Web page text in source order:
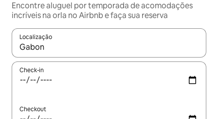
Encontre aluguel por temporada de acomodações
incríveis na orla no Airbnb e faça sua reserva
Localização
Quando os resultados estiverem disponíveis, explore-os
Check-in
Checkout